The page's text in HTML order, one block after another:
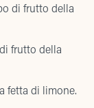
di frutto della
frutto della
fetta di limone.